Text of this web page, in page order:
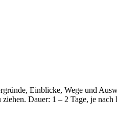
Einblicke, Wege und
Dauer: 1 – 2 Tage, je